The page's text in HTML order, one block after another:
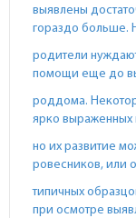
выявлены
гораздо больше.
родители
помощи еще до
роддома.
ярко выраженных
но их развитие
ровесников, или
типичных
при осмотре